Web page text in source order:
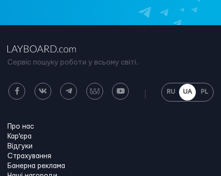
Сервіс пошуку роботи у всьому світі.
RU UA PL
Про нас
Кар'єра
Відгуки
Страхування
Банерна реклама